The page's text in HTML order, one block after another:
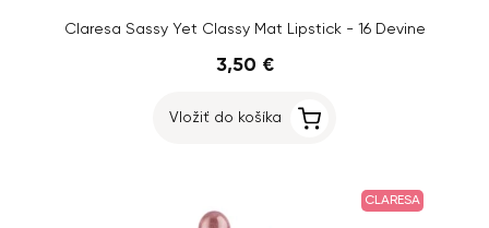
Claresa Sassy Yet Classy Mat Lipstick - 16 Devine
3,50 €
Vložiť do košíka
CLARESA